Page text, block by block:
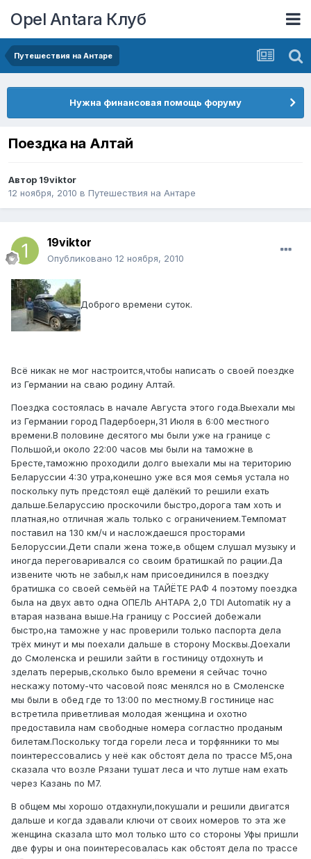
Opel Antara Клуб
Путешествия на Антаре
Нужна финансовая помощь форуму
Поездка на Алтай
Автор 19viktor
12 ноября, 2010 в Путешествия на Антаре
19viktor
Опубликовано 12 ноября, 2010
Доброго времени суток.
Всё никак не мог настроится,чтобы написать о своей поездке
из Германии на сваю родину Алтай.
Поездка состоялась в начале Августа этого года.Выехали мы
из Германии город Падербоерн,31 Июля в 6:00 местного
времени.В половине десятого мы были уже на границе с
Польшой,и около 22:00 часов мы были на таможне в
Бресте,таможню проходили долго выехали мы на територию
Беларуссии 4:30 утра,конешно уже вся моя семья устала но
поскольку путь предстоял ещё далёкий то решили ехать
дальше.Беларуссию проскочили быстро,дорога там хоть и
платная,но отличная жаль только с ограничением.Темпомат
поставил на 130 км/ч и наслождаешся просторами
Белоруссии.Дети спали жена тоже,в общем слушал музыку и
иногда переговаривался со своим братишкай по рации.Да
извените чють не забыл,к нам присоединился в поездку
братишка со своей семьёй на ТАЙЁТЕ РАФ 4 поэтому поездка
была на двух авто одна ОПЕЛЬ АНТАРА 2,0 TDI Automatik ну а
втарая названа выше.На границу с Россией добежали
быстро,на таможне у нас проверили только паспорта дела
трёх минут и мы поехали дальше в сторону Москвы.Доехали
до Смоленска и решили зайти в гостиницу отдохнуть и
зделать перерыв,сколько было времени я сейчас точно
нескажу потому-что часовой пояс менялся но в Смоленске
мы были в обед где то 13:00 по местному.В гостинице нас
встретила приветливая молодая женщина и охотно
предоставила нам свободные номера согластно проданым
билетам.Поскольку тогда горели леса и торфянники то мы
поинтерессовались у неё как обстоят дела по трассе М5,она
сказала что возле Рязани тушат леса и что лутше нам ехать
через Казань по М7.
В общем мы хорошо отдахнули,покушали и решили двигатся
дальше и когда здавали ключи от своих номеров то эта же
женщина сказала што мол только што со стороны Уфы пришли
две фуры и она поинтересовалась как обстоят дела по трассе